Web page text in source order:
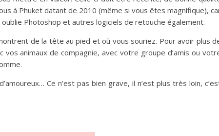
à Phuket datant de 2010 (même si vous êtes magnifique),
Photoshop et autres logiciels de retouche également.
de la tête au pied et où vous souriez. Pour avoir plus
animaux de compagnie, avec votre groupe d’amis ou
Ce n’est pas bien grave, il n’est plus très loin,